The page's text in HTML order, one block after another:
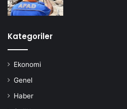
Kategoriler
Ekonomi
Genel
Haber